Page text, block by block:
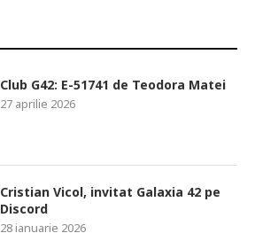
Club G42: E-51741 de Teodora Matei
27 aprilie 2026
Cristian Vicol, invitat Galaxia 42 pe
Discord
28 ianuarie 2026